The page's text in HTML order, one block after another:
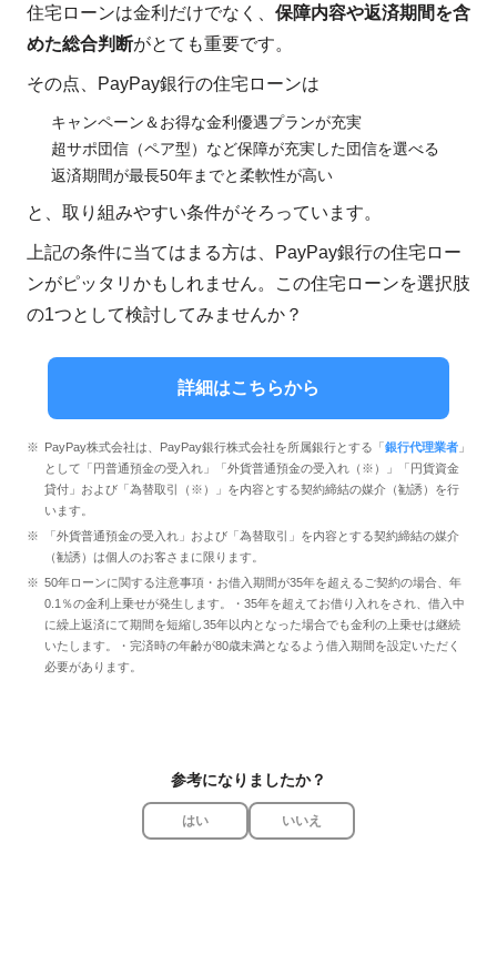
住宅ローンは金利だけでなく、 保障内容や返済期間を含
めた総合判断がとても重要です。
その点、PayPay銀行の住宅ローンは
キャンペーン＆お得な金利優遇プランが充実
超サポ団信（ペア型）など保障が充実した団信を選べる
返済期間が最長50年までと柔軟性が高い
と、取り組みやすい条件がそろっています。
上記の条件に当てはまる方は、PayPay銀行の住宅ロー
ンがピッタリかもしれません。この住宅ローンを選択肢
の1つとして検討してみませんか？
詳細はこちらから
PayPay株式会社は、PayPay銀行株式会社を所属銀行とする「銀行代理業者 」
として「円普通預金の受入れ」「外貨普通預金の受入れ（※）」「円貨資金
貸付」および「為替取引（※）」を内容とする契約締結の媒介（勧誘）を行
います。
「外貨普通預金の受入れ」および「為替取引」を内容とする契約締結の媒介
（勧誘）は個人のお客さまに限ります。
50年ローンに関する注意事項・お借入期間が35年を超えるご契約の場合、年
0.1％の金利上乗せが発生します。・35年を超えてお借り入れをされ、借入中
に繰上返済にて期間を短縮し35年以内となった場合でも金利の上乗せは継続
いたします。・完済時の年齢が80歳未満となるよう借入期間を設定いただく
必要があります。
参考になりましたか？
はい いいえ